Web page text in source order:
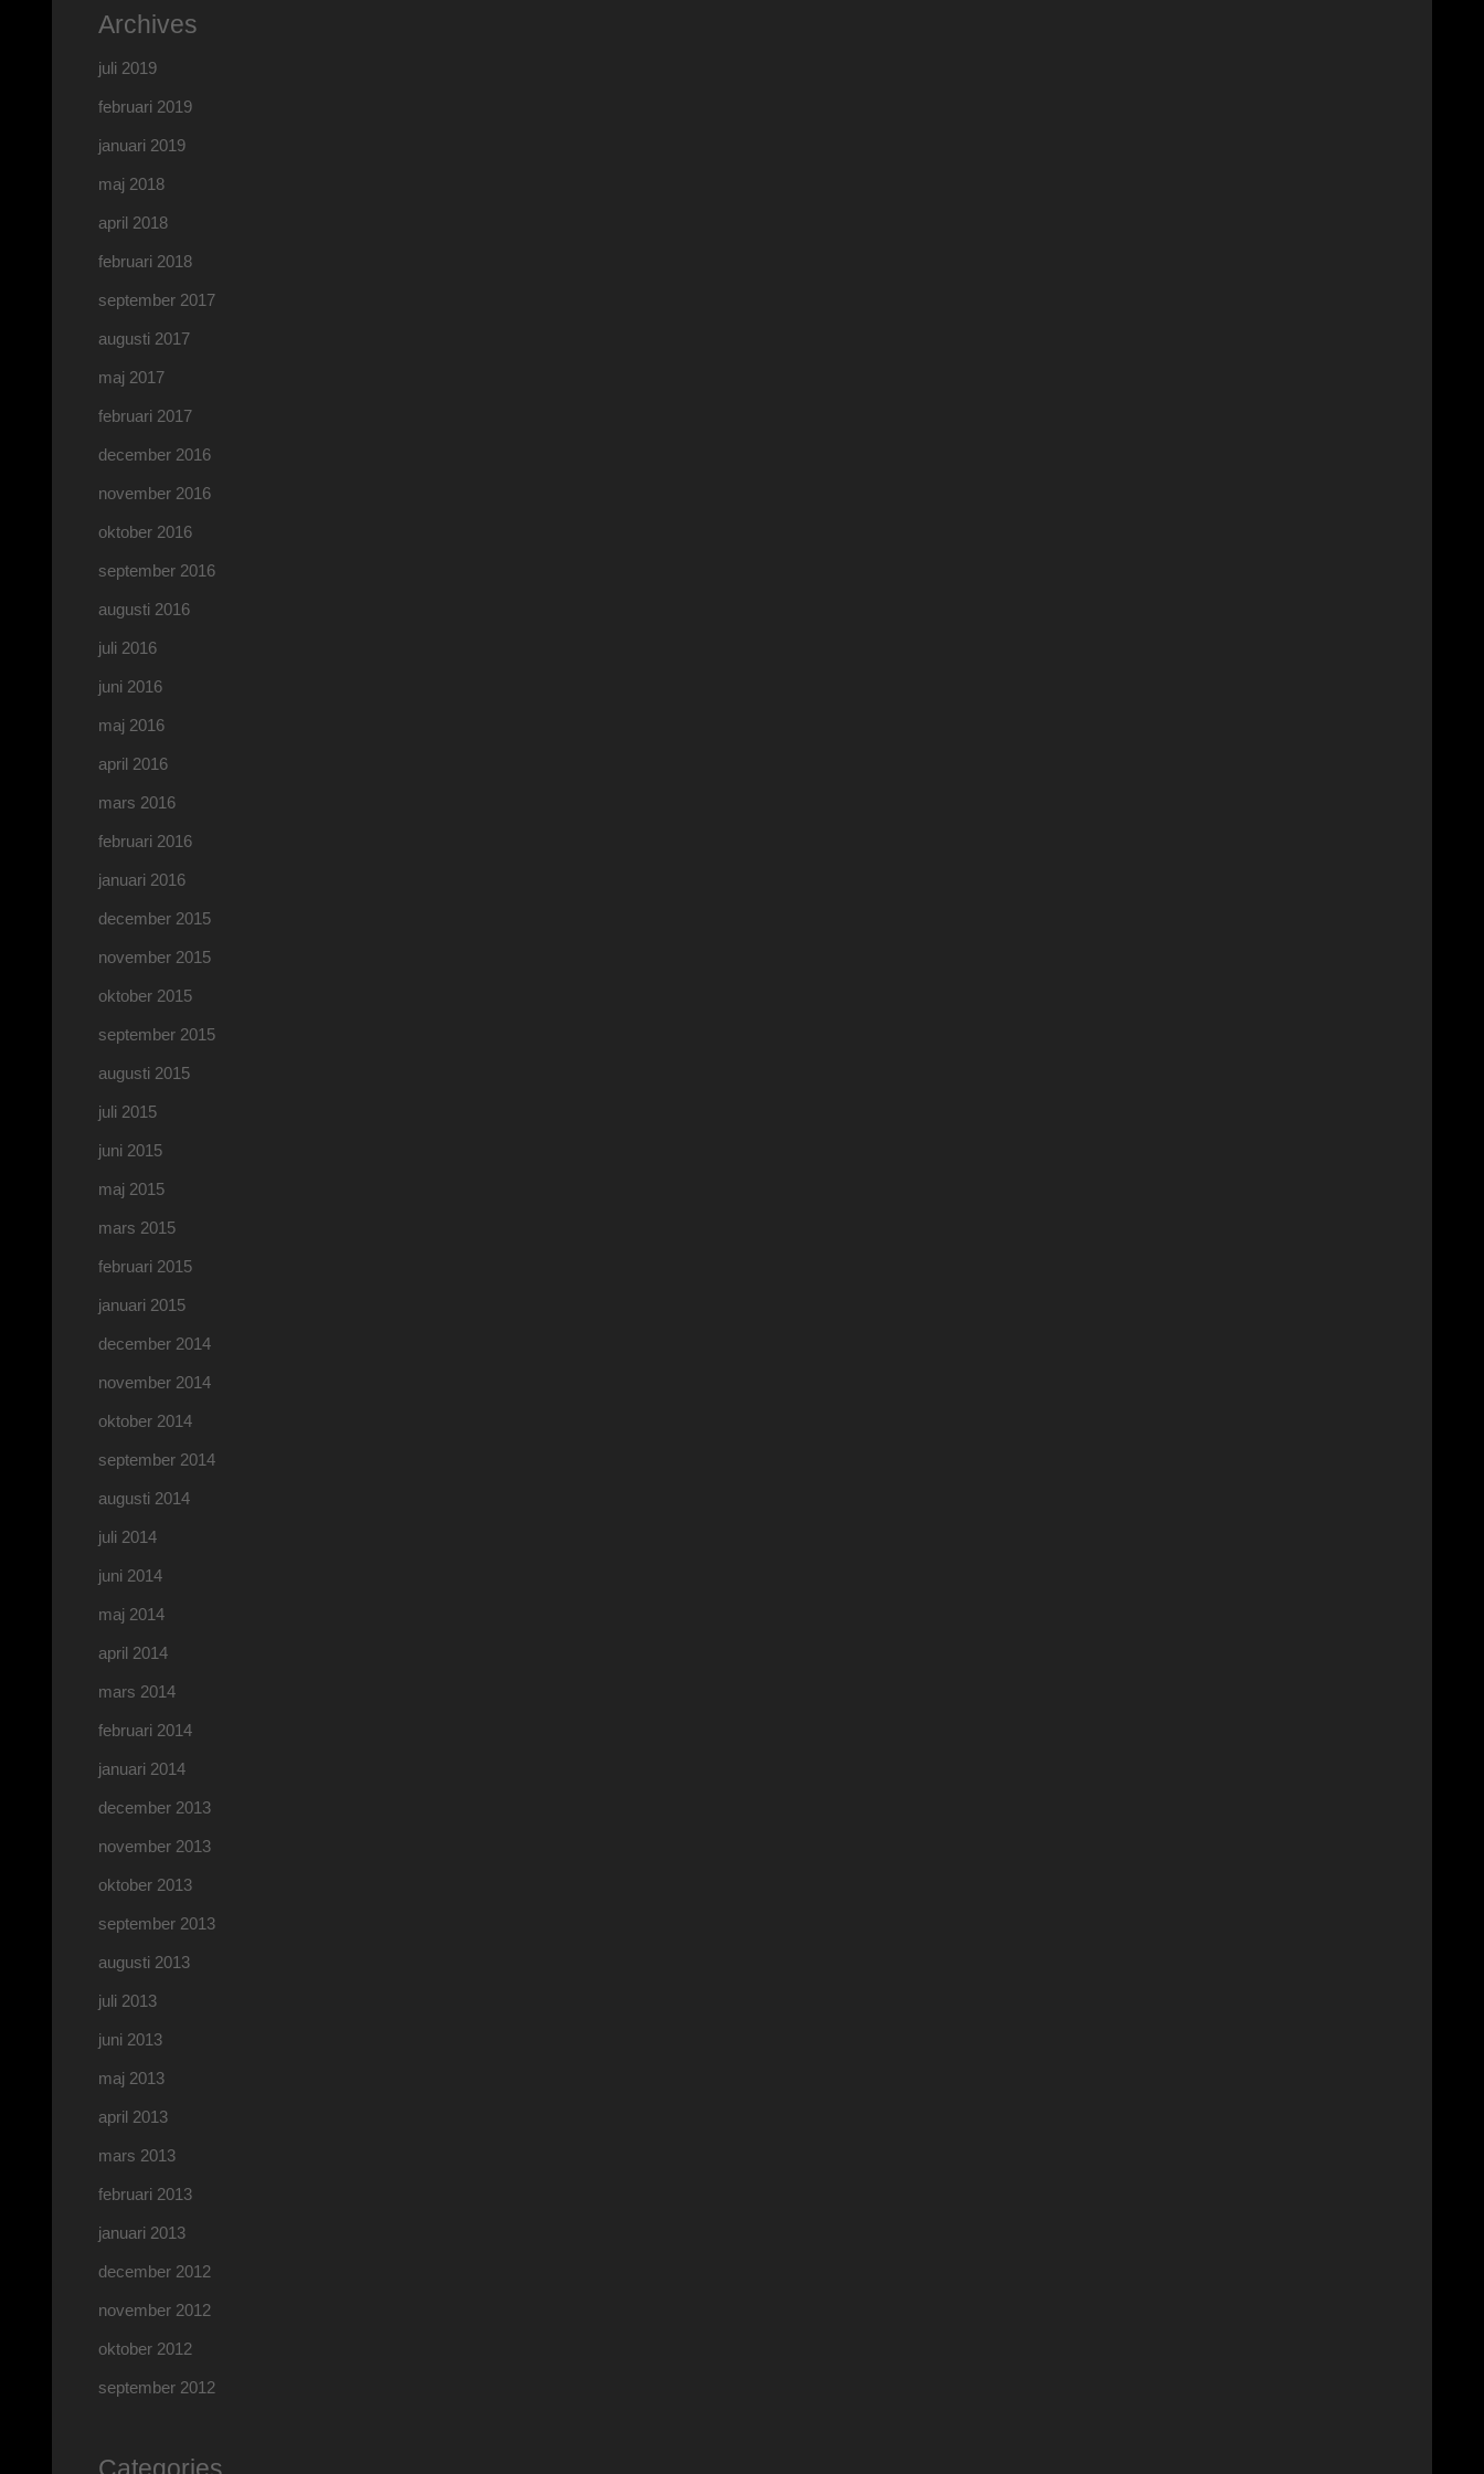
Archives
juli 2019
februari 2019
januari 2019
maj 2018
april 2018
februari 2018
september 2017
augusti 2017
maj 2017
februari 2017
december 2016
november 2016
oktober 2016
september 2016
augusti 2016
juli 2016
juni 2016
maj 2016
april 2016
mars 2016
februari 2016
januari 2016
december 2015
november 2015
oktober 2015
september 2015
augusti 2015
juli 2015
juni 2015
maj 2015
mars 2015
februari 2015
januari 2015
december 2014
november 2014
oktober 2014
september 2014
augusti 2014
juli 2014
juni 2014
maj 2014
april 2014
mars 2014
februari 2014
januari 2014
december 2013
november 2013
oktober 2013
september 2013
augusti 2013
juli 2013
juni 2013
maj 2013
april 2013
mars 2013
februari 2013
januari 2013
december 2012
november 2012
oktober 2012
september 2012